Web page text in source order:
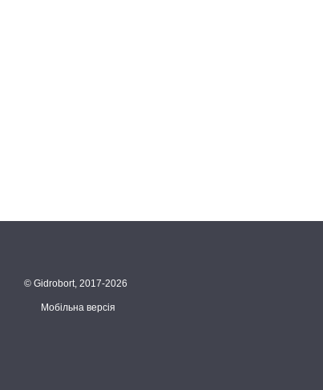
© Gidrobort, 2017-2026
Мобільна версія